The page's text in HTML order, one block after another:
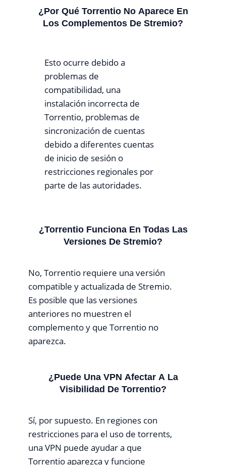
¿Por Qué Torrentio No Aparece En
Los Complementos De Stremio?
Esto ocurre debido a
problemas de
compatibilidad, una
instalación incorrecta de
Torrentio, problemas de
sincronización de cuentas
debido a diferentes cuentas
de inicio de sesión o
restricciones regionales por
parte de las autoridades.
¿Torrentio Funciona En Todas Las
Versiones De Stremio?
No, Torrentio requiere una versión
compatible y actualizada de Stremio.
Es posible que las versiones
anteriores no muestren el
complemento y que Torrentio no
aparezca.
¿Puede Una VPN Afectar A La
Visibilidad De Torrentio?
Sí, por supuesto. En regiones con
restricciones para el uso de torrents,
una VPN puede ayudar a que
Torrentio aparezca y funcione